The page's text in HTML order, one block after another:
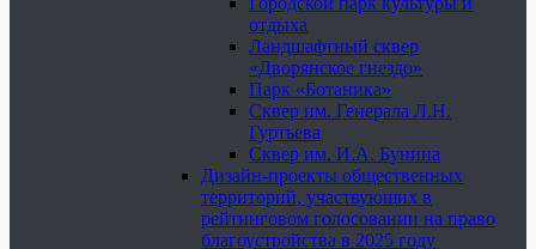
отдыха
Ландшафтный сквер
«Дворянское гнездо»
Парк «Ботаника»
Сквер им. Генерала Л.Н.
Гуртьева
Сквер им. И.А. Бунина
Дизайн-проекты общественных
территорий, участвующих в
рейтинговом голосовании на право
благоустройства в 2025 году